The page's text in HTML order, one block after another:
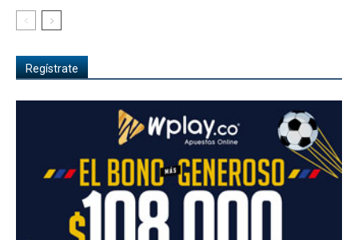
Regístrate